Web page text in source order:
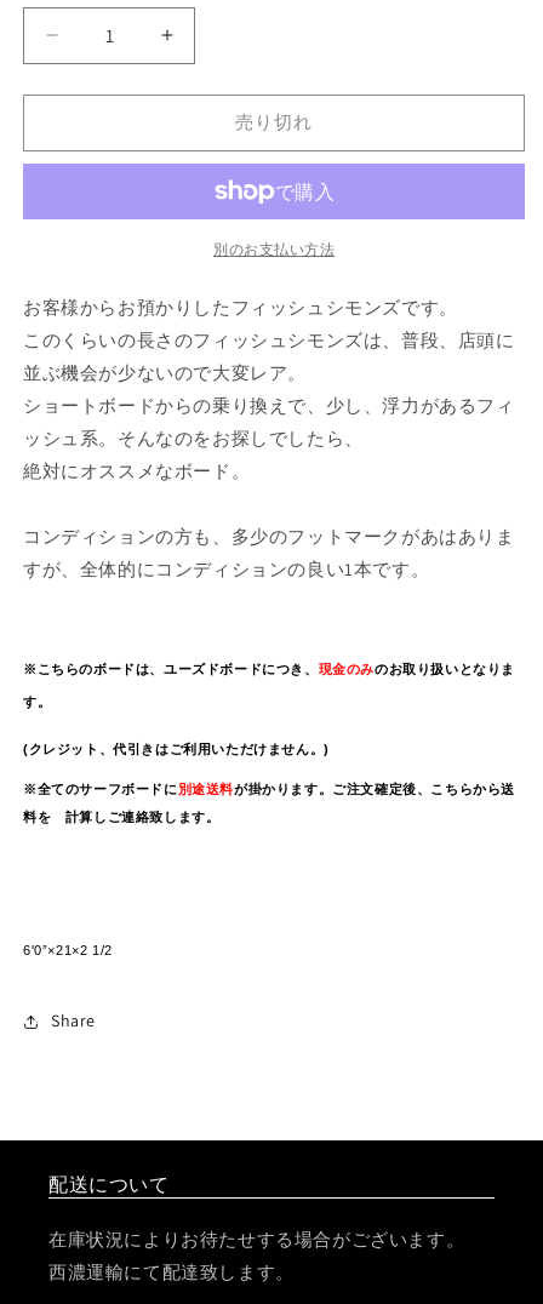
JOSH
HALL/FISH
SIMMONS
の
ら
す
JOSH
HALL/FISH
SIMMONS
6&#39;0&quot;
の
や
す
売り切れ
別のお支払い方法
お客様からお預かりしたフィッシュシモンズです。
このくらいの長さのフィッシュシモンズは、普段、店頭に
並ぶ機会が少ないので大変レア。
ショートボードからの乗り換えで、少し、浮力があるフィ
ッシュ系。そんなのをお探しでしたら、
絶対にオススメなボード。
コンディションの方も、多少のフットマークがあはありま
すが、全体的にコンディションの良い1本です。
※こちらのボードは、ユーズドボードにつき、 現金のみのお取り扱いとなりま
す。
(クレジット、代引きはご利用いただけません。)
※全てのサーフボードに 別途送料が掛かります。ご注文確定後、こちらから送
料を 計算しご連絡致します。
6'0”×21×2 1/2
Share
配送について
在庫状況によりお待たせする場合がございます。
西濃運輸にて配達致します。